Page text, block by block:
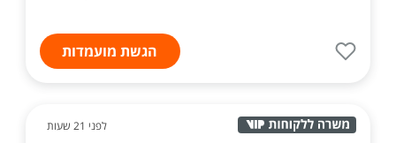
הגשת מועמדות
לפני 21 שעות